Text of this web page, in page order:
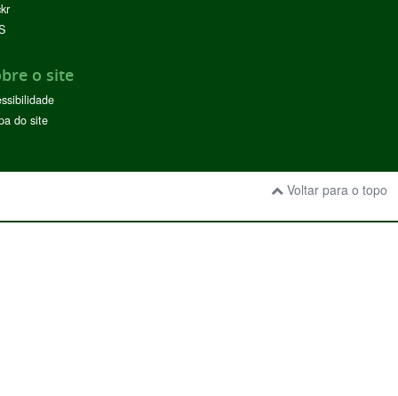
o site
do site
Voltar para o topo